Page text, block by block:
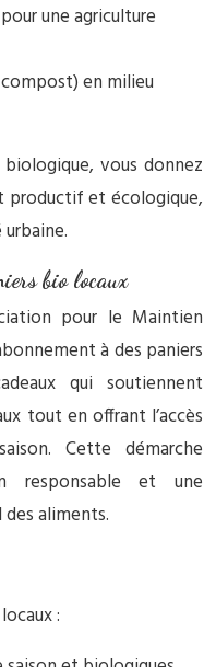
une agriculture
en milieu
vous donnez
productif et écologique,
bio locaux
pour le Maintien
à des paniers
qui soutiennent
tout en offrant l’accès
Cette démarche
responsable et une
aliments.
: